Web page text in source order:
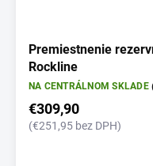
Premiestnenie
Rockline
NA CENTRÁLNOM SKLADE
€309,90
(€251,95 bez DPH)